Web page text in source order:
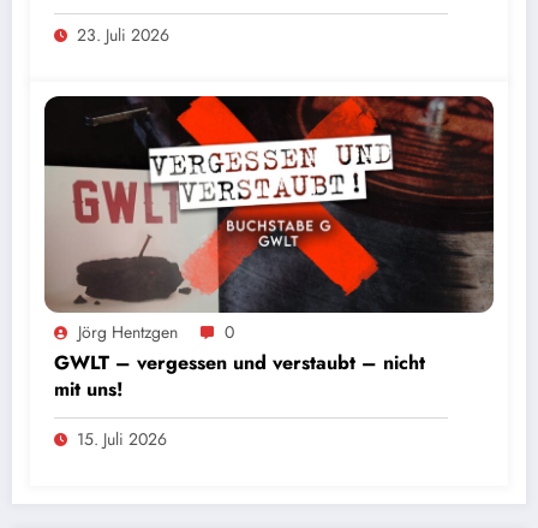
23. Juli 2026
Foto: Andres Valdes
Jörg Hentzgen 0
GWLT – vergessen und verstaubt – nicht
mit uns!
15. Juli 2026